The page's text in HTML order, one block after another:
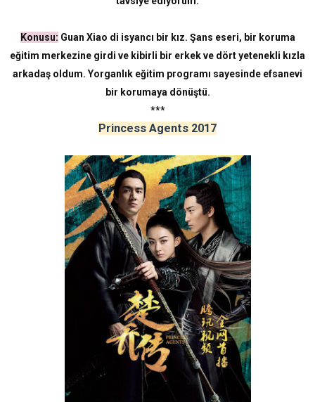
Konusu: Guan Xiao di isyancı bir kız. Şans eseri, bir koruma
eğitim merkezine girdi ve kibirli bir erkek ve dört yetenekli kızla
arkadaş oldum. Yorganlık eğitim programı sayesinde efsanevi
bir korumaya dönüştü.
***
Princess Agents 2017